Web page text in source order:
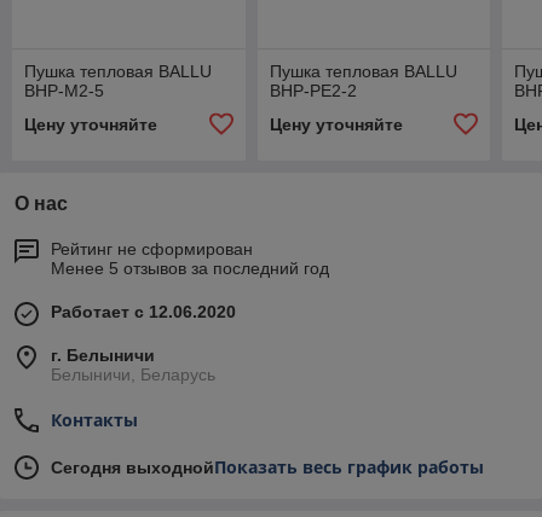
Пушка тепловая BALLU
BHP-M2-5
Цену уточняйте
Пушка тепловая BALLU
BHP-PE2-2
Цену уточняйте
О нас
Рейтинг не сформирован
Менее 5 отзывов за последний год
Работает с 12.06.2020
г. Белыничи
Белыничи, Беларусь
Контакты
Сегодня выходнойПоказать весь график работы